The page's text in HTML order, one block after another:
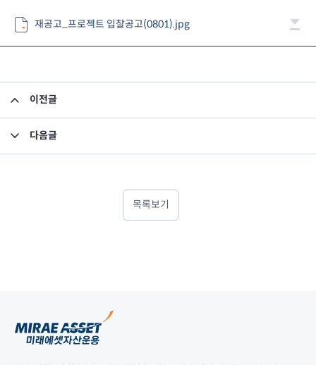
재공고_프로젝트 입찰공고(0801).jpg
이전글
다음글
목록보기